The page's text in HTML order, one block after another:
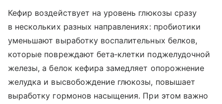
Кефир воздействует на уровень глюкозы сразу
в нескольких разных направлениях: пробиотики
уменьшают выработку воспалительных белков,
которые повреждают бета‑клетки поджелудочной
железы, а белок кефира замедляет опорожнение
желудка и высвобождение глюкозы, повышает
выработку гормонов насыщения. При этом важно